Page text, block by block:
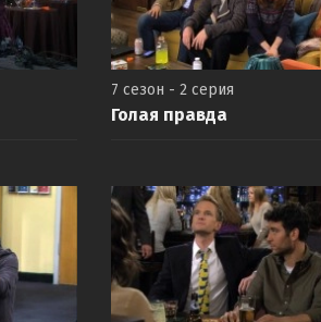
7 сезон - 2 серия
Голая правда